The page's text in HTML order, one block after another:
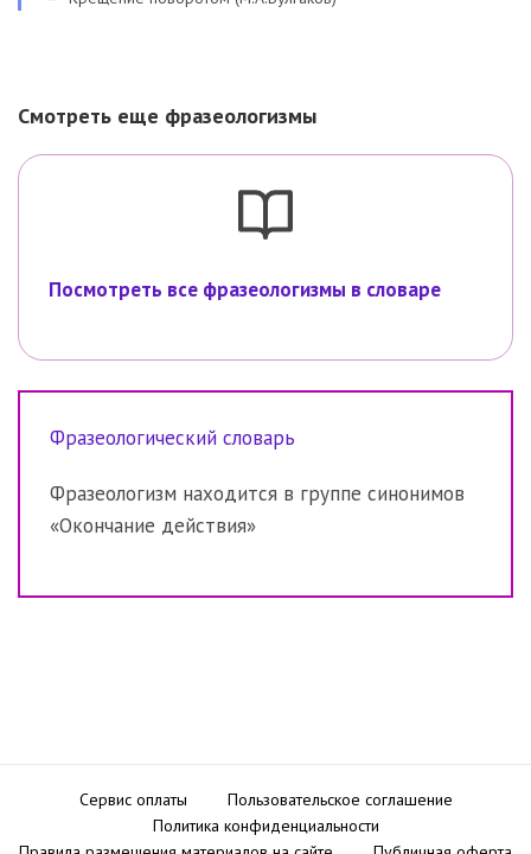
Смотреть еще фразеологизмы
Посмотреть все фразеологизмы в словаре
Фразеологический словарь
Фразеологизм находится в группе синонимов
«Окончание действия»
Сервис оплаты
Пользовательское соглашение
Политика конфиденциальности